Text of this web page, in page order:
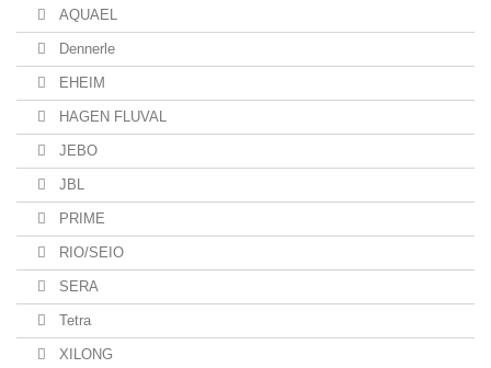
AQUAEL
Dennerle
EHEIM
HAGEN FLUVAL
JEBO
JBL
PRIME
RIO/SEIO
SERA
Tetra
XILONG